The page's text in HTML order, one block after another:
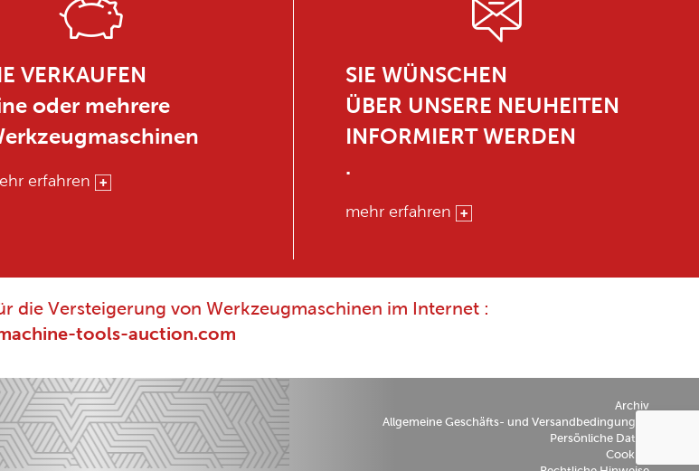
VERKAUFEN
oder mehrere
erfahren
SIE WÜNSCHEN
ÜBER UNSERE NEUHEITEN
INFORMIERT WERDEN
.
mehr erfahren
die Versteigerung von Werkzeugmaschinen im Internet :
tools-auction.com
Archiv
Allgemeine Geschäfts- und Versandbedingungen
Persönliche Daten
Cookies